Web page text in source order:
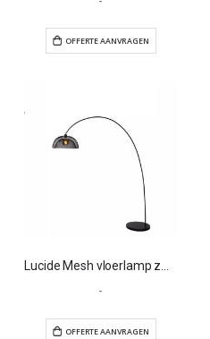
Lucide Mesh vloerlamp zwart
-